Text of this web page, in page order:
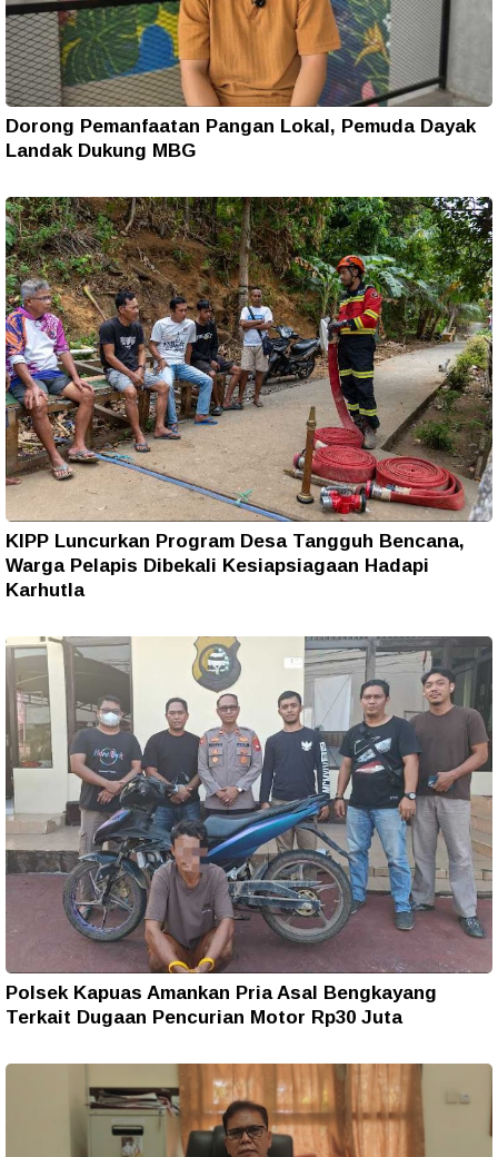
Dorong Pemanfaatan Pangan Lokal, Pemuda Dayak
Landak Dukung MBG
KIPP Luncurkan Program Desa Tangguh Bencana,
Warga Pelapis Dibekali Kesiapsiagaan Hadapi
Karhutla
Polsek Kapuas Amankan Pria Asal Bengkayang
Terkait Dugaan Pencurian Motor Rp30 Juta